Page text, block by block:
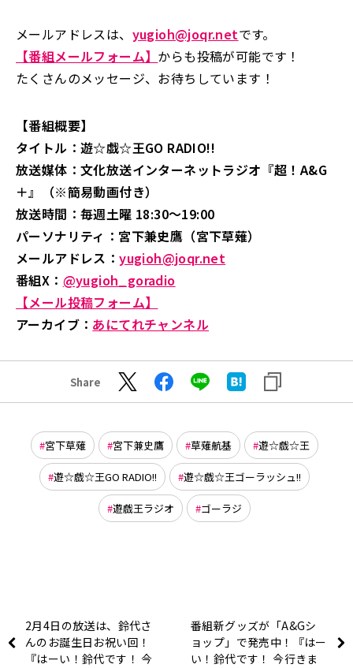
メールアドレスは、 yugioh@joqr.netです。
【番組メールフォーム】 からも投稿が可能です！
たくさんのメッセージ、お待ちしています！
【番組概要】
タイトル：遊☆戯☆王GO RADIO!!
放送媒体：文化放送インターネットラジオ『超！A&G
＋』（※簡易動画付き）
放送時間：毎週土曜 18:30～19:00
パーソナリティ：宮下兼史鷹（宮下草薙）
メールアドレス：yugioh@joqr.net
番組X： @yugioh_goradio
【メール投稿フォーム】
アーカイブ： あにてれチャンネル
Share
宮下草薙 宮下兼史鷹 草薙航基 遊☆戯☆王
遊☆戯☆王GO RADIO!! 遊☆戯☆王ゴーラッシュ!!
遊戯王ラジオ ゴーラジ
2月4日の放送は、鈴代さ
んのお誕生日お祝い回！
『はーい！鈴代です！ 今
番組新グッズが「A&Gシ
ョップ」で発売中！『はー
い！鈴代です！ 今行きま